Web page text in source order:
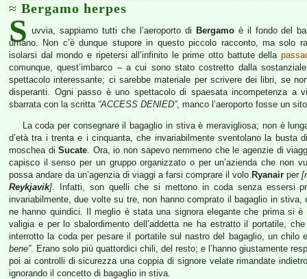
Bergamo herpes
S uvvia, sappiamo tutti che l’aeroporto di Bergamoè il fondo del
umano. Non c’è dunque stupore in questo piccolo racconto, ma solo
isolarsi dal mondo e ripetersi all’infinito le prime otto battute della
comunque, quest’imbarco – a cui sono stato costretto dalla
spettacolo interessante; ci sarebbe materiale per scrivere dei libri, se
disperanti. Ogni passo è uno spettacolo di spaesata incompetenza a
sbarrata con la scritta “ACCESS DENIED”, manco l’aeroporto fosse un
La coda per consegnare il bagaglio in stiva è meravigliosa; non è
d’età tra i trenta e i cinquanta, che invariabilmente sventolano la busta
moschea diSucate. Ora, io non sapevo nemmeno che le agenzie di
capisco il senso per un gruppo organizzato o per un’azienda che non
possa andare da un’agenzia di viaggi a farsi comprare il volo Ryanair per
Reykjavik]. Infatti, son quelli che si mettono in coda senza essersi
invariabilmente, due volte su tre, non hanno comprato il bagaglio in
ne hanno quindici. Il meglio è stata una signora elegante che prima si è
valigia e per lo sbalordimento dell’addetta ne ha estratto il portatile,
interrotto la coda per pesare il portatile sul nastro del bagaglio, un
bene”. Erano solo più quattordici chili, del resto; e l’hanno giustamente
poi ai controlli di sicurezza una coppia di signore velate rimandate
ignorando il concetto di bagaglio in stiva.